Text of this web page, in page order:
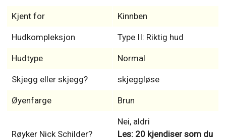
Kjent for Kinnben
Hudkompleksjon Type II: Riktig hud
Hudtype Normal
Skjegg eller skjegg? skjeggløse
Øyenfarge Brun
Røyker Nick Schilder?
Nei, aldri
Les: 20 kjendiser som du